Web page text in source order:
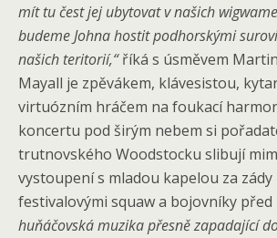
mít tu čest jej ubytovat v našich
budeme Johna hostit podhorskými
našich teritorií,“říká s úsměvem
Mayall je zpěvákem, klávesistou,
virtuózním hráčem na foukací
koncertu pod širým nebem si
trutnovského Woodstocku slibují
vystoupení s mladou kapelou za
festivalovými squaw a bojovníky před
huňáčovská muzika přesně zapadající